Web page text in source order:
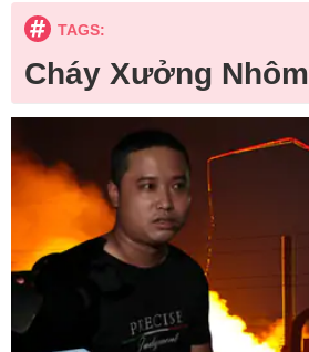
TAGS:
Cháy Xưởng Nhôm